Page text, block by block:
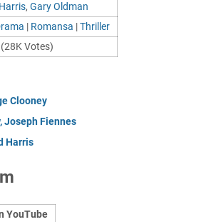
, Gary Oldman
| Romansa |Thriller
Votes)
Clooney
Joseph Fiennes
Harris
YouTube